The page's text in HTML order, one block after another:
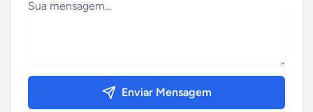
Enviar Mensagem